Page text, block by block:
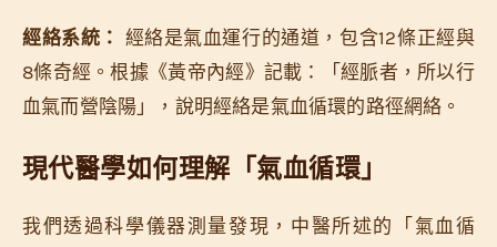
經絡系統： 經絡是氣血運行的通道，包含12條正經與
8條奇經。根據《黃帝內經》記載：「經脈者，所以行
血氣而營陰陽」，說明經絡是氣血循環的路徑網絡。
現代醫學如何理解「氣血循環」
我們透過科學儀器測量發現，中醫所述的「氣血循